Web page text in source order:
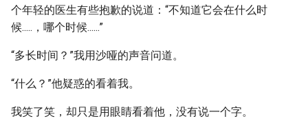
个年轻的医生有些抱歉的说道：“不知道它会在什么时
候.....，哪个时候......”
“多长时间？”我用沙哑的声音问道。
“什么？”他疑惑的看着我。
我笑了笑，却只是用眼睛看着他，没有说一个字。